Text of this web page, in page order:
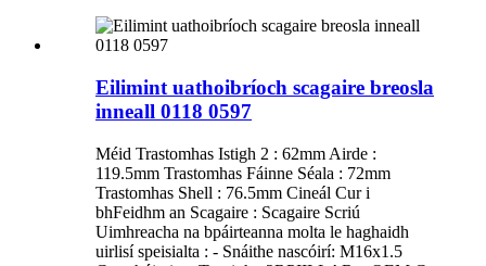
Eilimint uathoibríoch scagaire breosla
inneall 0118 0597
Méid Trastomhas Istigh 2 : 62mm Airde :
119.5mm Trastomhas Fáinne Séala : 72mm
Trastomhas Shell : 76.5mm Cineál Cur i
bhFeidhm an Scagaire : Scagaire Scriú
Uimhreacha na bpáirteanna molta le haghaidh
uirlisí speisialta : - Snáithe nascóirí: M16x1.5